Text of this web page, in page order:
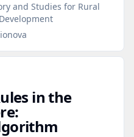
and Studies for Rural
in the